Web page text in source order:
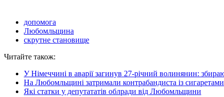
допомога
Любомльщина
скрутне становище
Читайте також:
У Німеччині в аварії загинув 27-річний волинянин:
На Любомльщині затримали контрабандиста із сигаретами
Які статки у депутататів облради від Любомльщини